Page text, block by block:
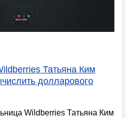
Татьяна Ким
долларового
Wildberries Татьяна Ким